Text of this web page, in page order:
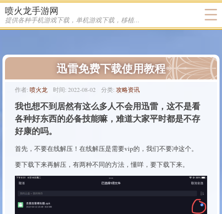
喷火龙手游网
提供各种手机游戏下载，单机游戏下载，移植游戏下载
迅雷免费下载使用教程
作者: 喷火龙 时间: 2022-08-02 分类: 攻略资讯
我也想不到居然有这么多人不会用迅雷，这不是看
各种好东西的必备技能嘛，难道大家平时都是不存
好康的吗。
首先，不要在线解压！在线解压是需要vip的，我们不要冲这个。
要下载下来再解压，有两种不同的方法，懂咩，要下载下来。